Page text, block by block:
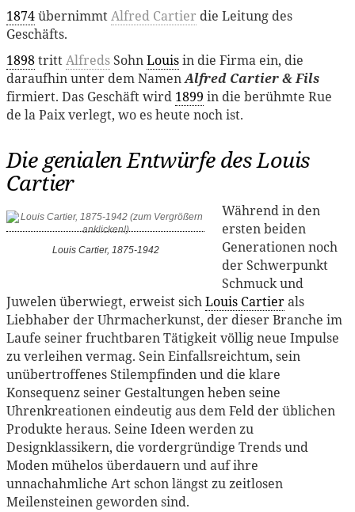
1874übernimmtAlfred Cartier die Leitung des
Geschäfts.
1898trittAlfreds SohnLouisin die Firma ein, die
daraufhin unter dem NamenAlfred Cartier & Fils
firmiert. Das Geschäft wird 1899 in die berühmte Rue
de la Paix verlegt, wo es heute noch ist.
Die genialen Entwürfe des Louis
Cartier
Louis Cartier, 1875-1942
Während in den
ersten beiden
Generationen noch
der Schwerpunkt
Schmuck und
Juwelen überwiegt, erweist sichLouis Cartierals
Liebhaber der Uhrmacherkunst, der dieser Branche im
Laufe seiner fruchtbaren Tätigkeit völlig neue Impulse
zu verleihen vermag. Sein Einfallsreichtum, sein
unübertroffenes Stilempfinden und die klare
Konsequenz seiner Gestaltungen heben seine
Uhrenkreationen eindeutig aus dem Feld der üblichen
Produkte heraus. Seine Ideen werden zu
Designklassikern, die vordergründige Trends und
Moden mühelos überdauern und auf ihre
unnachahmliche Art schon längst zu zeitlosen
Meilensteinen geworden sind.